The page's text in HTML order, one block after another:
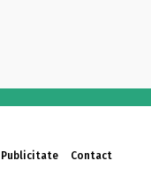
Publicitate Contact